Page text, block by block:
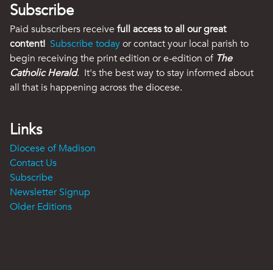
Subscribe
Paid subscribers receive full access to all our great
content! Subscribe todayor contact your local parish to
begin receiving the print edition or e-edition of The
Catholic Herald. It's the best way to stay informed about
all that is happening across the diocese.
Links
Diocese of Madison
Contact Us
Subscribe
Newsletter Signup
Older Editions